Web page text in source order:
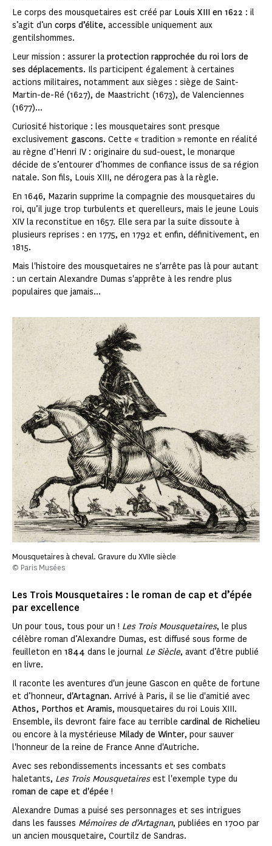
Le corps des mousquetaires est créé par Louis XIII en 1622 : il
s’agit d’un corps d’élite, accessible uniquement aux
gentilshommes.
Leur mission : assurer la protection rapprochée du roi lors de
ses déplacements. Ils participent également à certaines
actions militaires, notamment aux sièges : siège de Saint-
Martin-de-Ré (1627), de Maastricht (1673), de Valenciennes
(1677)...
Curiosité historique : les mousquetaires sont presque
exclusivement gascons. Cette « tradition » remonte en réalité
au règne d’Henri IV : originaire du sud-ouest, le monarque
décide de s’entourer d’hommes de confiance issus de sa région
natale. Son fils, Louis XIII, ne dérogera pas à la règle.
En 1646, Mazarin supprime la compagnie des mousquetaires du
roi, qu’il juge trop turbulents et querelleurs, mais le jeune Louis
XIV la reconstitue en 1657. Elle sera par la suite dissoute à
plusieurs reprises : en 1775, en 1792 et enfin, définitivement, en
1815.
Mais l'histoire des mousquetaires ne s'arrête pas là pour autant
: un certain Alexandre Dumas s'apprête à les rendre plus
populaires que jamais...
Mousquetaires à cheval. Gravure du XVIIe siècle
© Paris Musées
Les Trois Mousquetaires : le roman de cap et d’épée
par excellence
Un pour tous, tous pour un ! Les Trois Mousquetaires, le plus
célèbre roman d’Alexandre Dumas, est diffusé sous forme de
feuilleton en 1844 dans le journal Le Siècle, avant d’être publié
en livre.
Il raconte les aventures d'un jeune Gascon en quête de fortune
et d’honneur, d'Artagnan. Arrivé à Paris, il se lie d'amitié avec
Athos, Porthos et Aramis, mousquetaires du roi Louis XIII.
Ensemble, ils devront faire face au terrible cardinal de Richelieu
ou encore à la mystérieuse Milady de Winter, pour sauver
l'honneur de la reine de France Anne d'Autriche.
Avec ses rebondissements incessants et ses combats
haletants, Les Trois Mousquetairesest l'exemple type du
roman de cape et d'épée !
Alexandre Dumas a puisé ses personnages et ses intrigues
dans les fausses Mémoires de d'Artagnan, publiées en 1700 par
un ancien mousquetaire, Courtilz de Sandras.